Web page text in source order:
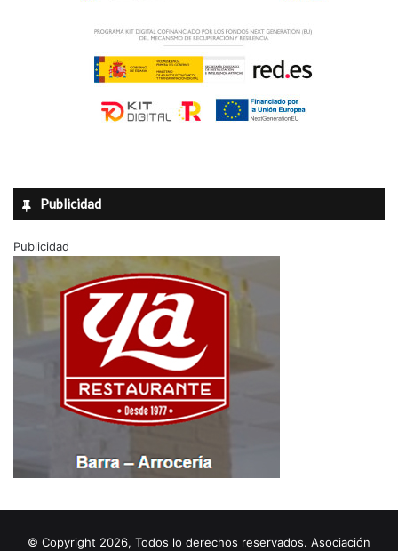
Publicidad
Publicidad
© Copyright 2026, Todos lo derechos reservados. Asociación